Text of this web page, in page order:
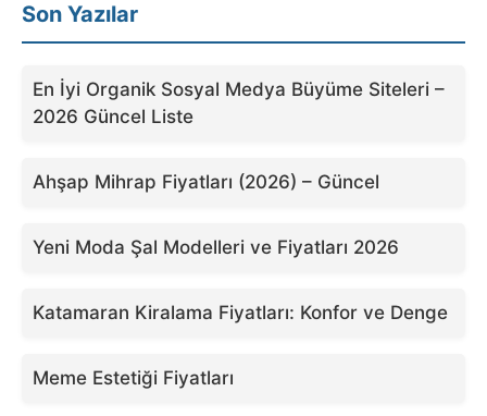
Son Yazılar
En İyi Organik Sosyal Medya Büyüme Siteleri –
2026 Güncel Liste
Ahşap Mihrap Fiyatları (2026) – Güncel
Yeni Moda Şal Modelleri ve Fiyatları 2026
Katamaran Kiralama Fiyatları: Konfor ve Denge
Meme Estetiği Fiyatları